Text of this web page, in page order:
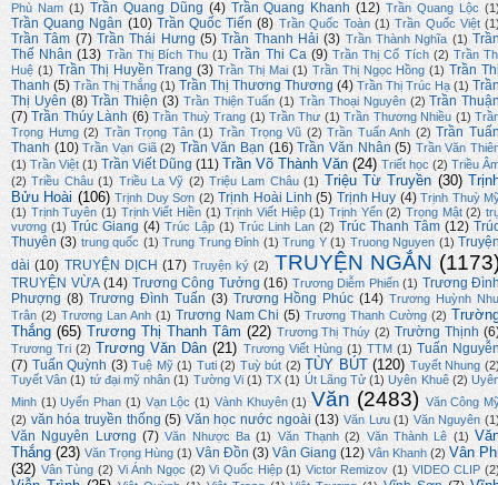
Phù Nam (1) Trần Quang Dũng (4) Trần Quang Khanh (12) Trần Quang Lộc
Trần Quang Ngân (10) Trần Quốc Tiến (8) Trần Quốc Toàn (1) Trần Quốc Việt
Trần Tâm (7) Trần Thái Hưng (5) Trần Thanh Hải (3) Trần Thành Nghĩa (1)
Thế Nhân (13) Trần Thị Bích Thu (1) Trần Thi Ca (9) Trần Thị Cổ Tích (2) Trần
Huệ (1) Trần Thị Huyền Trang (3) Trần Thị Mai (1) Trần Thị Ngọc Hồng (1) Trần
Thanh (5) Trần Thị Thắng (1) Trần Thị Thương Thương (4) Trần Thị Trúc Hạ (1)
Thị Uyên (8) Trần Thiện (3) Trần Thiện Tuấn (1) Trần Thoại Nguyên (2) Trần
(7) Trần Thúy Lành (6) Trần Thuỳ Trang (1) Trần Thư (1) Trần Thương Nhiều (1)
Trọng Hưng (2) Trần Trọng Tân (1) Trần Trọng Vũ (2) Trần Tuấn Anh (2) Trần
Thanh (10) Trần Vạn Giã (2) Trần Văn Bạn (16) Trần Văn Nhân (5) Trần Văn
(1) Trần Việt (1) Trần Viết Dũng (11) Trần Võ Thành Văn (24) Triết học (2) Triều
(2) Triều Châu (1) Triều La Vỹ (2) Triệu Lam Châu (1) Triệu Từ Truyền (30)
Bửu Hoài (106) Trịnh Duy Sơn (2) Trịnh Hoài Linh (5) Trịnh Huy (4) Trịnh Thuỳ
(1) Trịnh Tuyên (1) Trịnh Viết Hiền (1) Trịnh Viết Hiệp (1) Trịnh Yến (2) Trọng Mật (2)
vương (1) Trúc Giang (4) Trúc Lập (1) Trúc Linh Lan (2) Trúc Thanh Tâm (12)
Thuyên (3) trung quốc (1) Trung Trung Đỉnh (1) Trung Y (1) Truong Nguyen (1)
dài (10) TRUYỆN DỊCH (17) Truyện ký (2) TRUYỆN NGẮN
TRUYỆN VỪA (14) Trương Công Tưởng (16) Trương Diễm Phiến (1) Trương
Phượng (8) Trương Đình Tuấn (3) Trương Hồng Phúc (14) Trương Huỳnh
Trân (2) Trương Lan Anh (1) Trương Nam Chi (5) Trương Thanh Cường (2)
Thắng (65) Trương Thị Thanh Tâm (22) Trương Thị Thúy (2) Trường Thịnh
Trương Tri (2) Trương Văn Dân (21) Trương Viết Hùng (1) TTM (1) Tuấn
(7) Tuấn Quỳnh (3) Tuệ Mỹ (1) Tuti (2) Tuỳ bút (2) TÙY BÚT (120) Tuyết Nhung
Tuyết Vân (1) tứ đại mỹ nhân (1) Tường Vi (1) TX (1) Út Lãng Tử (1) Uyên Khuê (2)
Minh (1) Uyển Phan (1) Vạn Lộc (1) Vành Khuyên (1) Văn (2483) Văn Công
(2) văn hóa truyền thống (5) Văn học nước ngoài (13) Văn Lưu (1) Văn Nguyên
Văn Nguyên Lương (7) Văn Nhược Ba (1) Văn Thạnh (2) Văn Thành Lê (1)
Thắng (23) Văn Trọng Hùng (1) Vân Đồn (3) Vân Giang (12) Vân Khanh (2) Vân
(32) Vân Tùng (2) Vi Ánh Ngọc (2) Vi Quốc Hiệp (1) Victor Remizov (1) VIDEO CLIP